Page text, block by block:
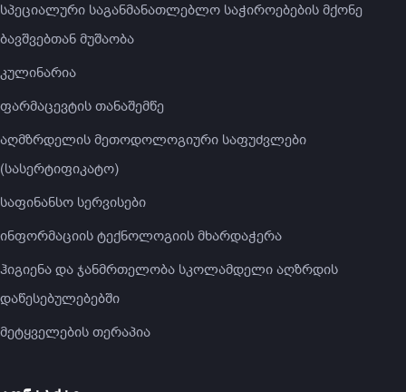
სპეციალური საგანმანათლებლო საჭიროებების მქონე
ბავშვებთან მუშაობა
კულინარია
ფარმაცევტის თანაშემწე
აღმზრდელის მეთოდოლოგიური საფუძვლები
(სასერტიფიკატო)
საფინანსო სერვისები
ინფორმაციის ტექნოლოგიის მხარდაჭერა
ჰიგიენა და ჯანმრთელობა სკოლამდელი აღზრდის
დაწესებულებებში
მეტყველების თერაპია